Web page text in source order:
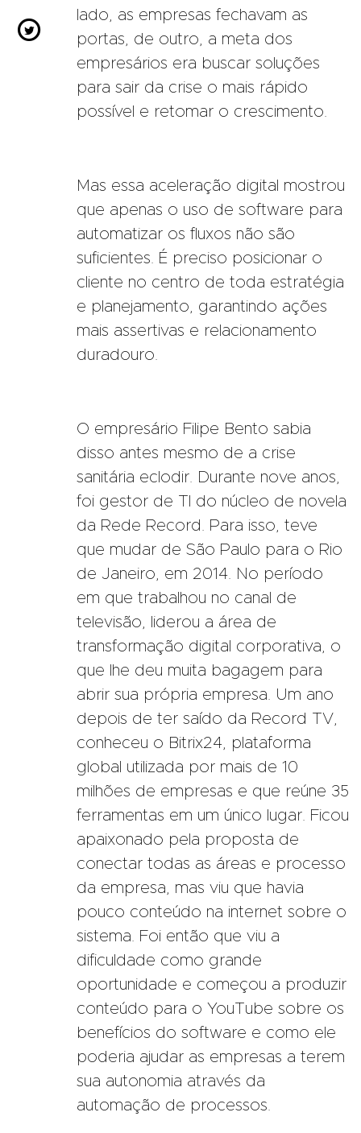

lado, as empresas fechavam as
portas, de outro, a meta dos
empresários era buscar soluções
para sair da crise o mais rápido
possível e retomar o crescimento.
Mas essa aceleração digital mostrou
que apenas o uso de software para
automatizar os fluxos não são
suficientes. É preciso posicionar o
cliente no centro de toda estratégia
e planejamento, garantindo ações
mais assertivas e relacionamento
duradouro.
O empresário Filipe Bento sabia
disso antes mesmo de a crise
sanitária eclodir. Durante nove anos,
foi gestor de TI do núcleo de novela
da Rede Record. Para isso, teve
que mudar de São Paulo para o Rio
de Janeiro, em 2014. No período
em que trabalhou no canal de
televisão, liderou a área de
transformação digital corporativa, o
que lhe deu muita bagagem para
abrir sua própria empresa. Um ano
depois de ter saído da Record TV,
conheceu o Bitrix24, plataforma
global utilizada por mais de 10
milhões de empresas e que reúne 35
ferramentas em um único lugar. Ficou
apaixonado pela proposta de
conectar todas as áreas e processo
da empresa, mas viu que havia
pouco conteúdo na internet sobre o
sistema. Foi então que viu a
dificuldade como grande
oportunidade e começou a produzir
conteúdo para o YouTube sobre os
benefícios do software e como ele
poderia ajudar as empresas a terem
sua autonomia através da
automação de processos.